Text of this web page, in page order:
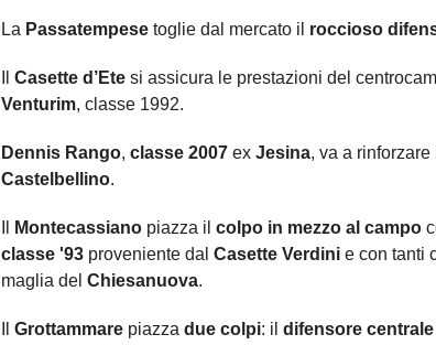
La Passatempese toglie dal mercato il roccioso
Casette d’Ete si assicura le prestazioni del
Venturim, classe 1992.
Dennis Rango, classe 2007 ex Jesina, va a rinforzare
Castelbellino.
Montecassiano piazza il colpo in mezzo al campo
classe '93 proveniente dal Casette Verdini e con tanti
maglia del Chiesanuova.
Grottammare piazza due colpi: il difensore